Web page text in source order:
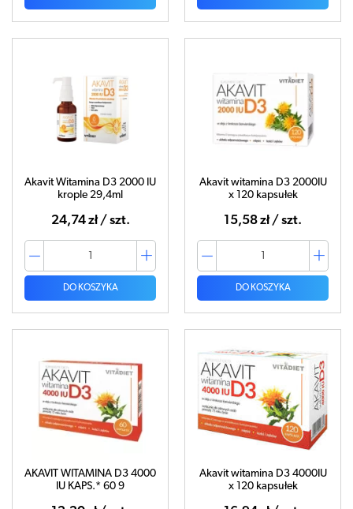
Akavit Witamina D3 2000 IU
krople 29,4ml
24,74 zł / szt.
DO KOSZYKA
Akavit witamina D3 2000IU
x 120 kapsułek
15,58 zł / szt.
DO KOSZYKA
AKAVIT WITAMINA D3 4000
IU KAPS.* 60 9
Akavit witamina D3 4000IU
x 120 kapsułek